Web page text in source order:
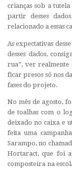
crianças sob a
partir desses
relacionado a essas
As expectativas
desses dados,
rua”, ver realmente
ficar presos só nos
fases do projeto.
No mês de agosto,
de toalhas com o
deixado no caixa e
feita uma
Sarampo, no
Hortaract, que foi
composteira na